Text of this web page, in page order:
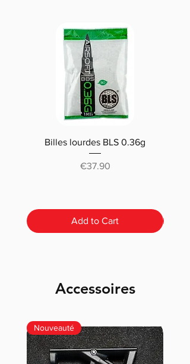
Billes lourdes BLS 0.36g
Price
€37.90
Add to Cart
Accessoires
Nouveauté